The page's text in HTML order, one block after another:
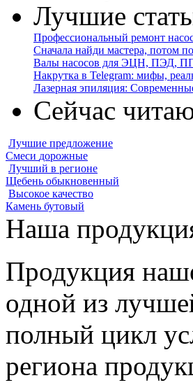
Лучшие
Профессиональный ремонт
Сначала найди мастера, потом
Валы насосов для ЭЦН, ПЭД,
Накрутка в Telegram: мифы,
Лазерная эпиляция:
Сейчас
Лучшие предложение
Смеси дорожные
Лучший в регионе
Щебень обыкновенный
Высокое качество
Камень бутовый
Наша
Продукция
одной из
полный цикл
региона